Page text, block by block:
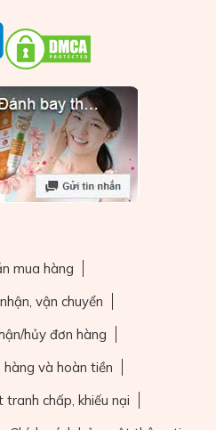
mua hàng
vận chuyển
hủy đơn hàng
và hoàn tiền
chấp, khiếu nại